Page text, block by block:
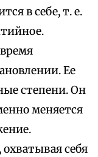
в себе, т. е.
Ее
степени. Он
меняется
себя